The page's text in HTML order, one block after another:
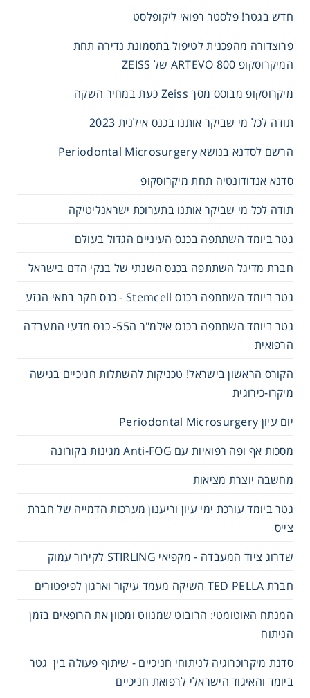
חדש בגטר! פלסטר רפואי ליקופלסט
פרוצדורה מהפכנית לטיפול בתסמונת נדירה תחת
המיקרוסקופ 800 ARTEVO של ZEISS
מיקרוסקופ מבוסס מסך Zeiss כעת במחיר השקה
תודה לכל מי שביקר אותנו בכנס אילנית 2023
הרשם לסדנא בנושא Periodontal Microsurgery
סדנא אנדודונטיה תחת מיקרוסקופ
תודה לכל מי שביקר אותנו בתערוכת ישראנליטיקה
גטר ביומד השתתפה בכנס העיניים הגדול בעולם
חברת מדיגל השתתפה בכנס השנתי של בנקי הדם בישראל
גטר ביומד השתתפה בכנס Stemcell - כנס חקר בתאי הגזע
גטר ביומד השתתפה בכנס אילמ"ר ה55- כנס מדעי המעבדה
הרפואית
הקורס הראשון בישראל! טכניקות להשתלות חניכיים בגישה
מיקרו-כירוגית
יום עיון Periodontal Microsurgery
מסכות אף ופה רפואיות עם Anti-FOG מגינות בקורונה
מחשבה יוצרת מציאות
גטר ביומד עורכת ימי עיון וריענון מערכות הדמייה של חברת
צייס
שדרוג ציוד המעבדה - מקפיאי STIRLING לקירור עמוק
חברת TED PELLA השיקה מעמד עיקור וארגון לפיפטורים
המנתח האוטומטי: הרובוט שמנווט ומכוון את הרופאים בזמן
הניתוח
סדנת מיקרוכרוגיה לניתוחי חניכיים - שיתוף פעולה בין גטר
ביומד והאיגוד הישראלי לרפואת חניכיים